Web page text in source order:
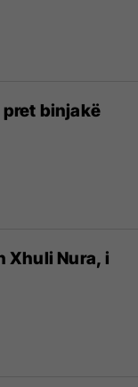
pret binjakë
Xhuli Nura, i